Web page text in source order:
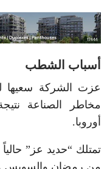
أسباب الشطب
عزت الشركة
مخاطر الصناعة
أوروبا.
تمتلك “حديد عز”